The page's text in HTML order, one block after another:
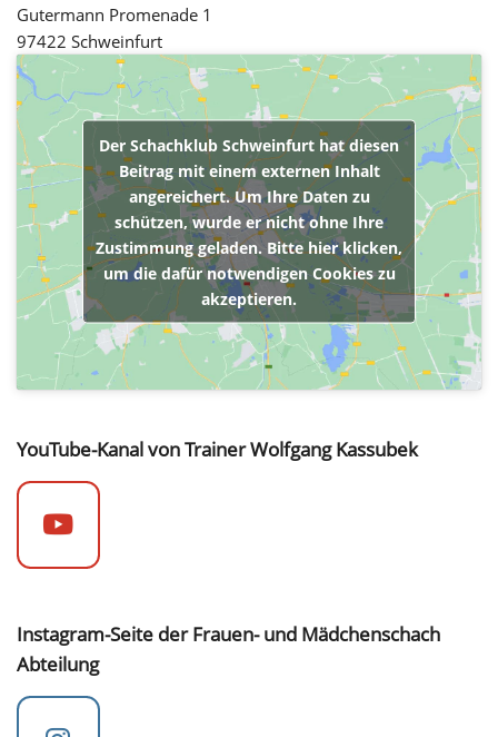
Gutermann Promenade 1
97422 Schweinfurt
Der Schachklub Schweinfurt hat diesen
Beitrag mit einem externen Inhalt
angereichert. Um Ihre Daten zu
schützen, wurde er nicht ohne Ihre
Zustimmung geladen. Bitte hier klicken,
um die dafür notwendigen Cookies zu
akzeptieren.
YouTube-Kanal von Trainer Wolfgang Kassubek
Instagram-Seite der Frauen- und Mädchenschach
Abteilung